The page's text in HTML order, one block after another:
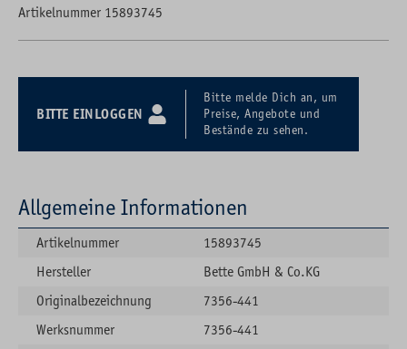
Artikelnummer 15893745
BITTE EINLOGGEN
Bitte melde Dich an, um
Preise, Angebote und
Bestände zu sehen.
Allgemeine Informationen
Artikelnummer
15893745
Hersteller
Bette GmbH & Co.KG
Originalbezeichnung
7356-441
Werksnummer
7356-441